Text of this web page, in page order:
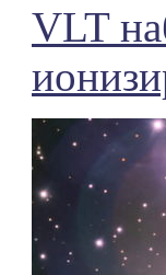
VLT